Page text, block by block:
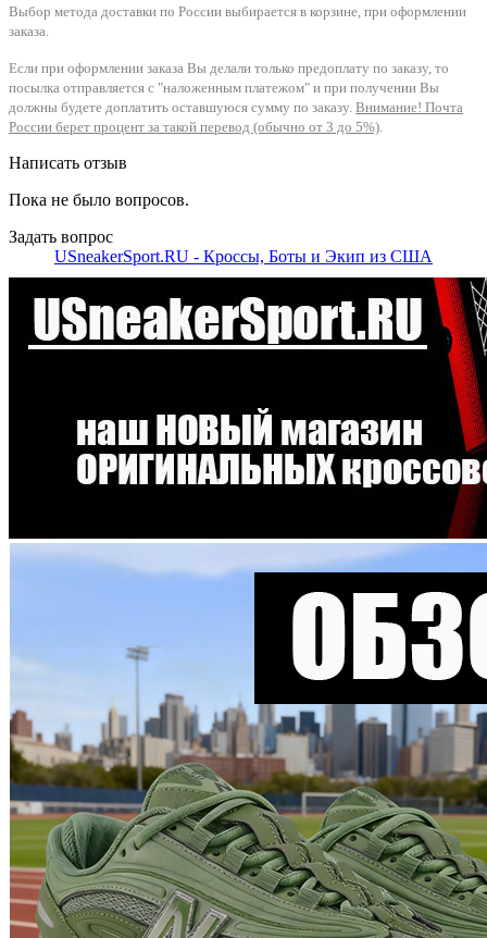
Выбор метода доставки по России выбирается в корзине, при оформлении
заказа.
Если при оформлении заказа Вы делали только предоплату по заказу, то
посылка отправляется с "наложенным платежом" и при получении Вы
должны будете доплатить оставшуюся сумму по заказу. Внимание! Почта
России берет процент за такой перевод (обычно от 3 до 5%).
Написать отзыв
Пока не было вопросов.
Задать вопрос
USneakerSport.RU - Кроссы, Боты и Экип из США